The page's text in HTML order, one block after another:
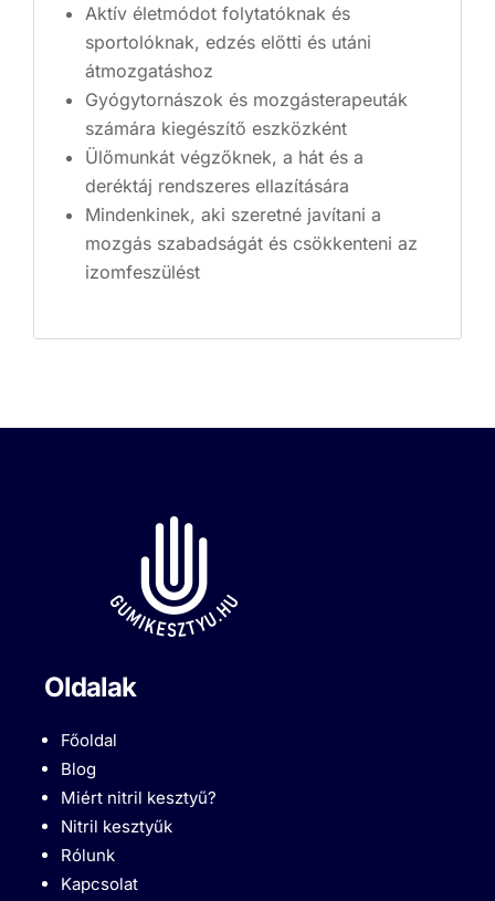
Aktív életmódot folytatóknak és
sportolóknak, edzés előtti és utáni
átmozgatáshoz
Gyógytornászok és mozgásterapeuták
számára kiegészítő eszközként
Ülőmunkát végzőknek, a hát és a
deréktáj rendszeres ellazítására
Mindenkinek, aki szeretné javítani a
mozgás szabadságát és csökkenteni az
izomfeszülést
Oldalak
Főoldal
Blog
Miért nitril kesztyű?
Nitril kesztyűk
Rólunk
Kapcsolat